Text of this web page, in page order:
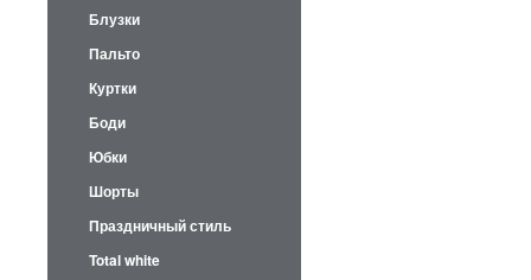
Блузки
Пальто
Куртки
Боди
Юбки
Шорты
Праздничный стиль
Total white